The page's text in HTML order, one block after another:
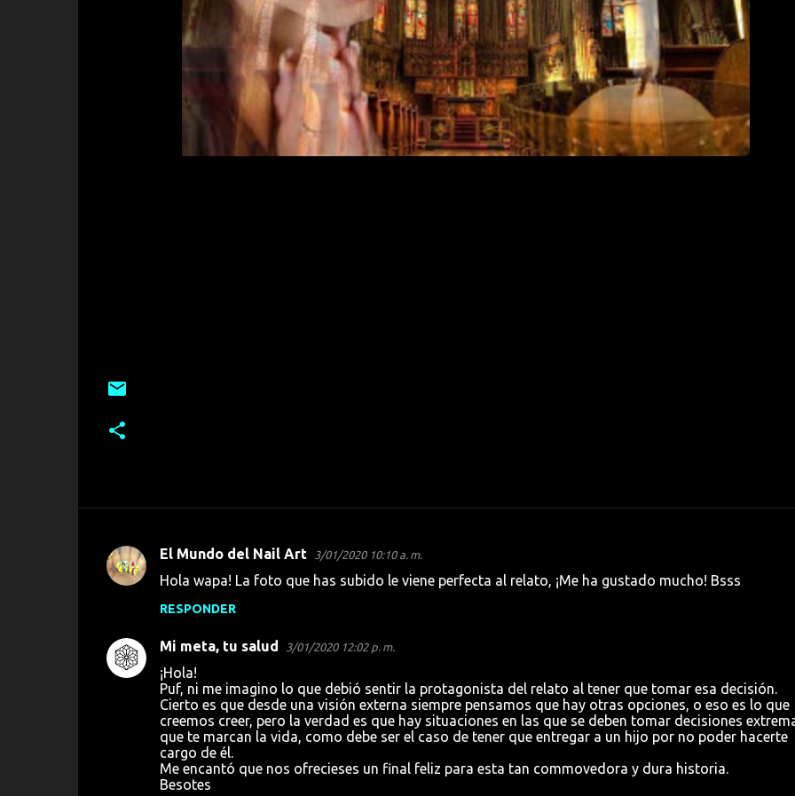
C
e
n
El Mundo del Nail Art 3/01/2020 10:10 a. m.
Hola wapa! La foto que has subido le viene perfecta al relato, ¡Me ha gustado mucho! Bsss
RESPONDER
Mi meta, tu salud 3/01/2020 12:02 p. m.
¡Hola!
Puf, ni me imagino lo que debió sentir la protagonista del relato al tener que tomar esa decisión.
Cierto es que desde una visión externa siempre pensamos que hay otras opciones, o eso es lo que
creemos creer, pero la verdad es que hay situaciones en las que se deben tomar decisiones
que te marcan la vida, como debe ser el caso de tener que entregar a un hijo por no poder hacerte
cargo de él.
Me encantó que nos ofrecieses un final feliz para esta tan commovedora y dura historia.
Besotes